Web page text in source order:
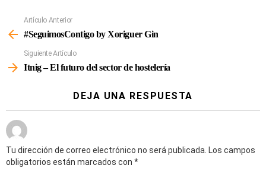
Más
Artículo Anterior
#SeguimosContigo by Xoriguer Gin
Siguiente Artículo
Itnig – El futuro del sector de hostelería
DEJA UNA RESPUESTA
Tu dirección de correo electrónico no será publicada. Los campos
obligatorios están marcados con *